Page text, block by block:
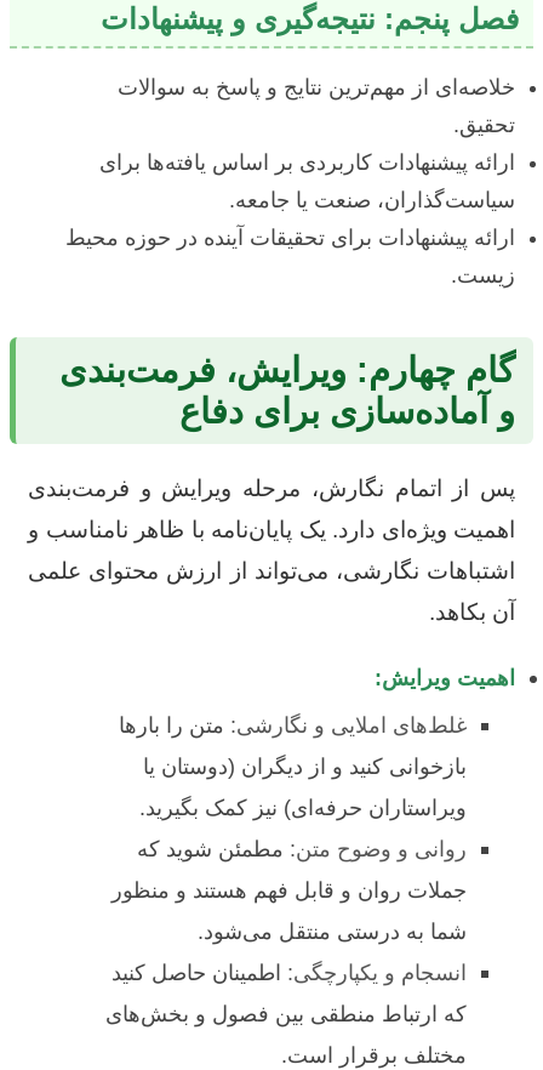
فصل پنجم: نتیجه‌گیری و پیشنهادات
خلاصه‌ای از مهم‌ترین نتایج و پاسخ به سوالات
تحقیق.
ارائه پیشنهادات کاربردی بر اساس یافته‌ها برای
سیاست‌گذاران، صنعت یا جامعه.
ارائه پیشنهادات برای تحقیقات آینده در حوزه محیط
زیست.
گام چهارم: ویرایش، فرمت‌بندی
و آماده‌سازی برای دفاع
پس از اتمام نگارش، مرحله ویرایش و فرمت‌بندی
اهمیت ویژه‌ای دارد. یک پایان‌نامه با ظاهر نامناسب و
اشتباهات نگارشی، می‌تواند از ارزش محتوای علمی
آن بکاهد.
اهمیت ویرایش:
غلط‌های املایی و نگارشی:متن را بارها
بازخوانی کنید و از دیگران (دوستان یا
ویراستاران حرفه‌ای) نیز کمک بگیرید.
روانی و وضوح متن:مطمئن شوید که
جملات روان و قابل فهم هستند و منظور
شما به درستی منتقل می‌شود.
انسجام و یکپارچگی:اطمینان حاصل کنید
که ارتباط منطقی بین فصول و بخش‌های
مختلف برقرار است.